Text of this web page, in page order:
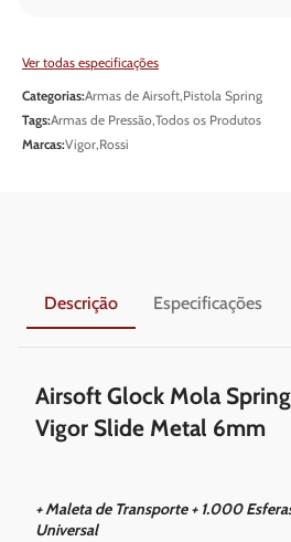
Ver todas especificações
Categorias:Armas de Airsoft,Pistola Spring
Tags:Armas de Pressão,Todos os Produtos
Marcas:Vigor,Rossi
Descrição Especificações
Airsoft Glock Mola
Vigor Slide Metal 6mm
+ Maleta de Transporte + 1.000
Universal